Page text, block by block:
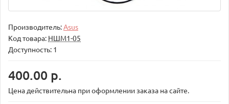
Производитель:Asus
Код товара: НШМ1-05
Доступность: 1
400.00 р.
Цена действительна при оформлении заказа на сайте.